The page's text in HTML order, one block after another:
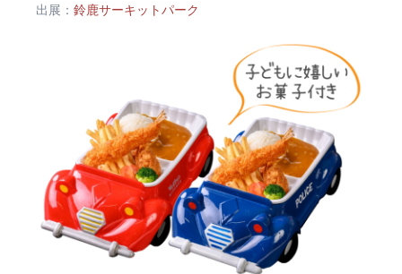
出展： 鈴鹿サーキットパーク